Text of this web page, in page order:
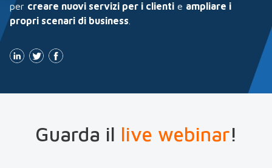
per creare nuovi servizi per i clienti e ampliare i
propri scenari di business
Guarda il live webinar!